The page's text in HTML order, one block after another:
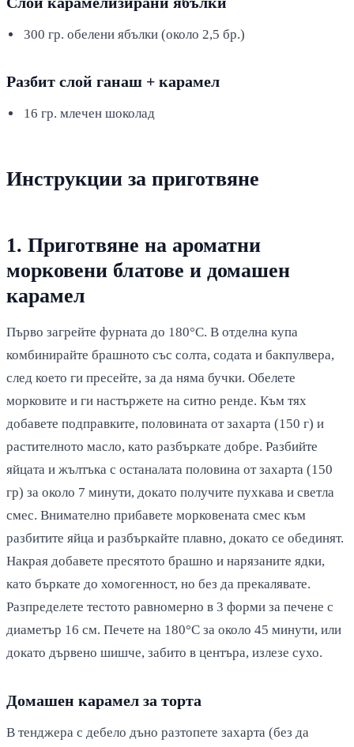
300 гр. обелени ябълки (около 2,5 бр.)
Разбит слой ганаш + карамел
16 гр. млечен шоколад
Инструкции за приготвяне
1. Приготвяне на ароматни
морковени блатове и домашен
карамел
Първо загрейте фурната до 180°C. В отделна купа
комбинирайте брашното със солта, содата и бакпулвера,
след което ги пресейте, за да няма бучки. Обелете
морковите и ги настържете на ситно ренде. Към тях
добавете подправките, половината от захарта (150 г) и
растителното масло, като разбъркате добре. Разбийте
яйцата и жълтъка с останалата половина от захарта (150
гр) за около 7 минути, докато получите пухкава и светла
смес. Внимателно прибавете морковената смес към
разбитите яйца и разбъркайте плавно, докато се обединят.
Накрая добавете пресятото брашно и нарязаните ядки,
като бъркате до хомогенност, но без да прекалявате.
Разпределете тестото равномерно в 3 форми за печене с
диаметър 16 см. Печете на 180°C за около 45 минути, или
докато дървено шишче, забито в центъра, излезе сухо.
Домашен карамел за торта
В тенджера с дебело дъно разтопете захарта (без да